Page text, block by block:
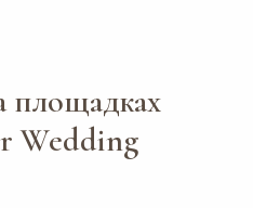
площадках
Wedding